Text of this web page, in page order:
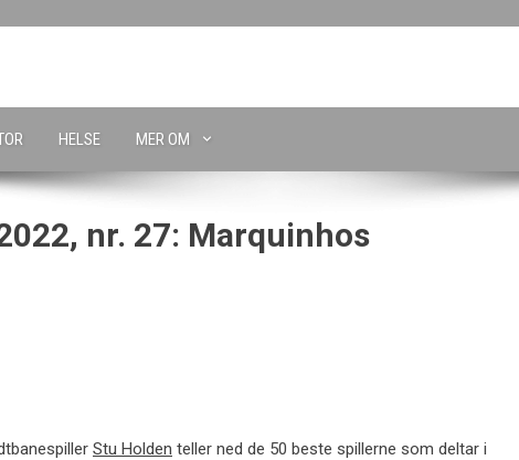
HELSE MER OM
nr. 27: Marquinhos
Stu Holden teller ned de 50 beste spillerne som deltar i